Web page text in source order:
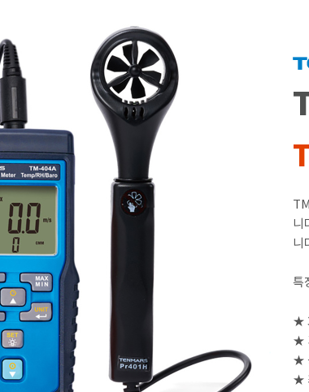
니
니
특
★
★
★
★